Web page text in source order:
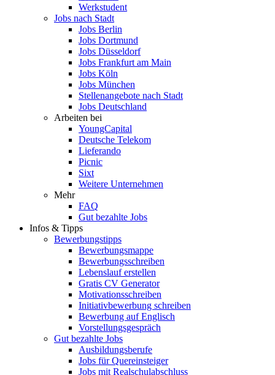
Werkstudent
Jobs nach Stadt
Jobs Berlin
Jobs Dortmund
Jobs Düsseldorf
Jobs Frankfurt am Main
Jobs Köln
Jobs München
Stellenangebote nach Stadt
Jobs Deutschland
Arbeiten bei
YoungCapital
Deutsche Telekom
Lieferando
Picnic
Sixt
Weitere Unternehmen
Mehr
FAQ
Gut bezahlte Jobs
Infos & Tipps
Bewerbungstipps
Bewerbungsmappe
Bewerbungsschreiben
Lebenslauf erstellen
Gratis CV Generator
Motivationsschreiben
Initiativbewerbung schreiben
Bewerbung auf Englisch
Vorstellungsgespräch
Gut bezahlte Jobs
Ausbildungsberufe
Jobs für Quereinsteiger
Jobs mit Realschulabschluss